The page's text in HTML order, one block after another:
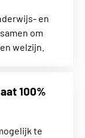
en
om
welzijn.
100%
te